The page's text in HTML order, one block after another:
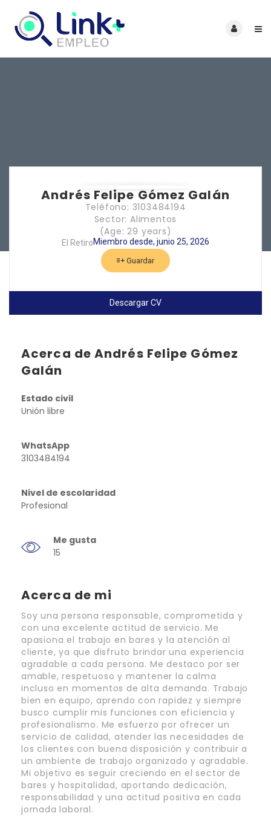
Andrés Felipe Gómez Galán
Teléfono: 3103484194
Sector: Alimentos
(Age: 29 years)
El RetiroMiembro desde, junio 25, 2026
Guardar
Descargar CV
Acerca de Andrés Felipe Gómez
Galán
Estado civil
Unión libre
WhatsApp
3103484194
Nivel de escolaridad
Profesional
Me gusta
15
Acerca de mi
Soy una persona responsable, comprometida y
con una excelente actitud de servicio. Me
apasiona el trabajo en bares y la atención al
cliente, ya que disfruto brindar una experiencia
agradable a cada persona. Me destaco por ser
amable, respetuoso y mantener la calma
incluso en momentos de alta demanda. Trabajo
bien en equipo, aprendo con rapidez y siempre
busco cumplir mis funciones con eficiencia y
profesionalismo. Me esfuerzo por ofrecer un
servicio de calidad, atender las necesidades de
los clientes con buena disposición y contribuir a
un ambiente de trabajo organizado y agradable.
Mi objetivo es seguir creciendo en el sector de
bares y hospitalidad, aportando dedicación,
responsabilidad y una actitud positiva en cada
jornada laboral.